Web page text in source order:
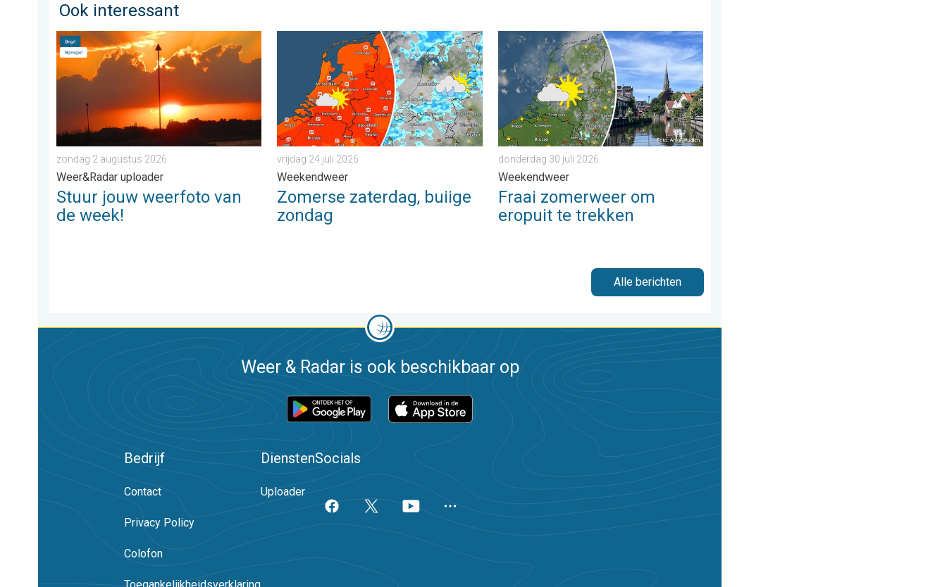
Ook interessant
Stuur jouw weerfoto van de week!. Weer&Radar uploader. . . zondag 2 augustus 2026
zondag 2 augustus 2026
Weer&Radar uploader
Stuur jouw weerfoto van
de week!
Zomerse zaterdag, buiige zondag. Weekendweer. . . vrijdag 24 juli 2026
vrijdag 24 juli 2026
Weekendweer
Zomerse zaterdag, buiige
zondag
Fraai zomerweer om eropuit te trekken. Weekendweer. . . donderdag 30 juli 2026
donderdag 30 juli 2026
Weekendweer
Fraai zomerweer om
eropuit te trekken
Alle berichten
Weer & Radar is ook beschikbaar op
Bedrijf
Contact
Privacy Policy
Colofon
Diensten
Uploader
Socials